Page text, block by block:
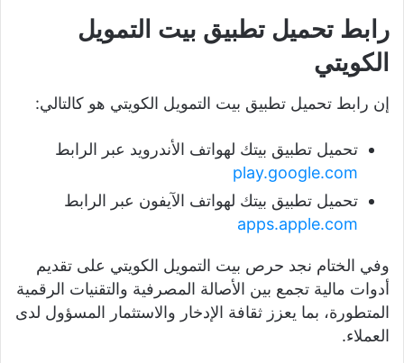
رابط تحميل تطبيق بيت التمويل
الكويتي
إن رابط تحميل تطبيق بيت التمويل الكويتي هو كالتالي:
تحميل تطبيق بيتك لهواتف الأندرويد عبر الرابط
play.google.com
تحميل تطبيق بيتك لهواتف الآيفون عبر الرابط
apps.apple.com
وفي الختام نجد حرص بيت التمويل الكويتي على تقديم
أدوات مالية تجمع بين الأصالة المصرفية والتقنيات الرقمية
المتطورة، بما يعزز ثقافة الإدخار والاستثمار المسؤول لدى
العملاء.